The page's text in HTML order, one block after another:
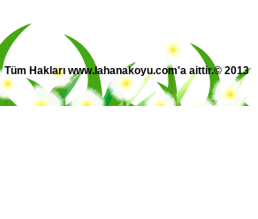
Tüm Hakları www.lahanakoyu.com'a aittir.© 2013